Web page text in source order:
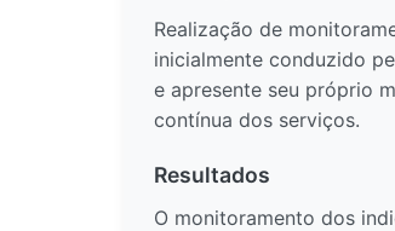
Realização de
inicialmente conduzido
e apresente seu próprio
contínua dos serviços.
Resultados
O monitoramento dos